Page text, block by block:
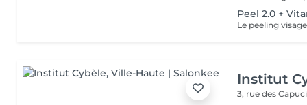
Peel 2.0 +
Institut
3, rue des